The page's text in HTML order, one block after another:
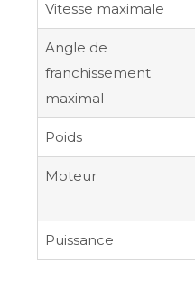
Vitesse maximale
Angle de
franchissement
maximal
Poids
Moteur
Puissance